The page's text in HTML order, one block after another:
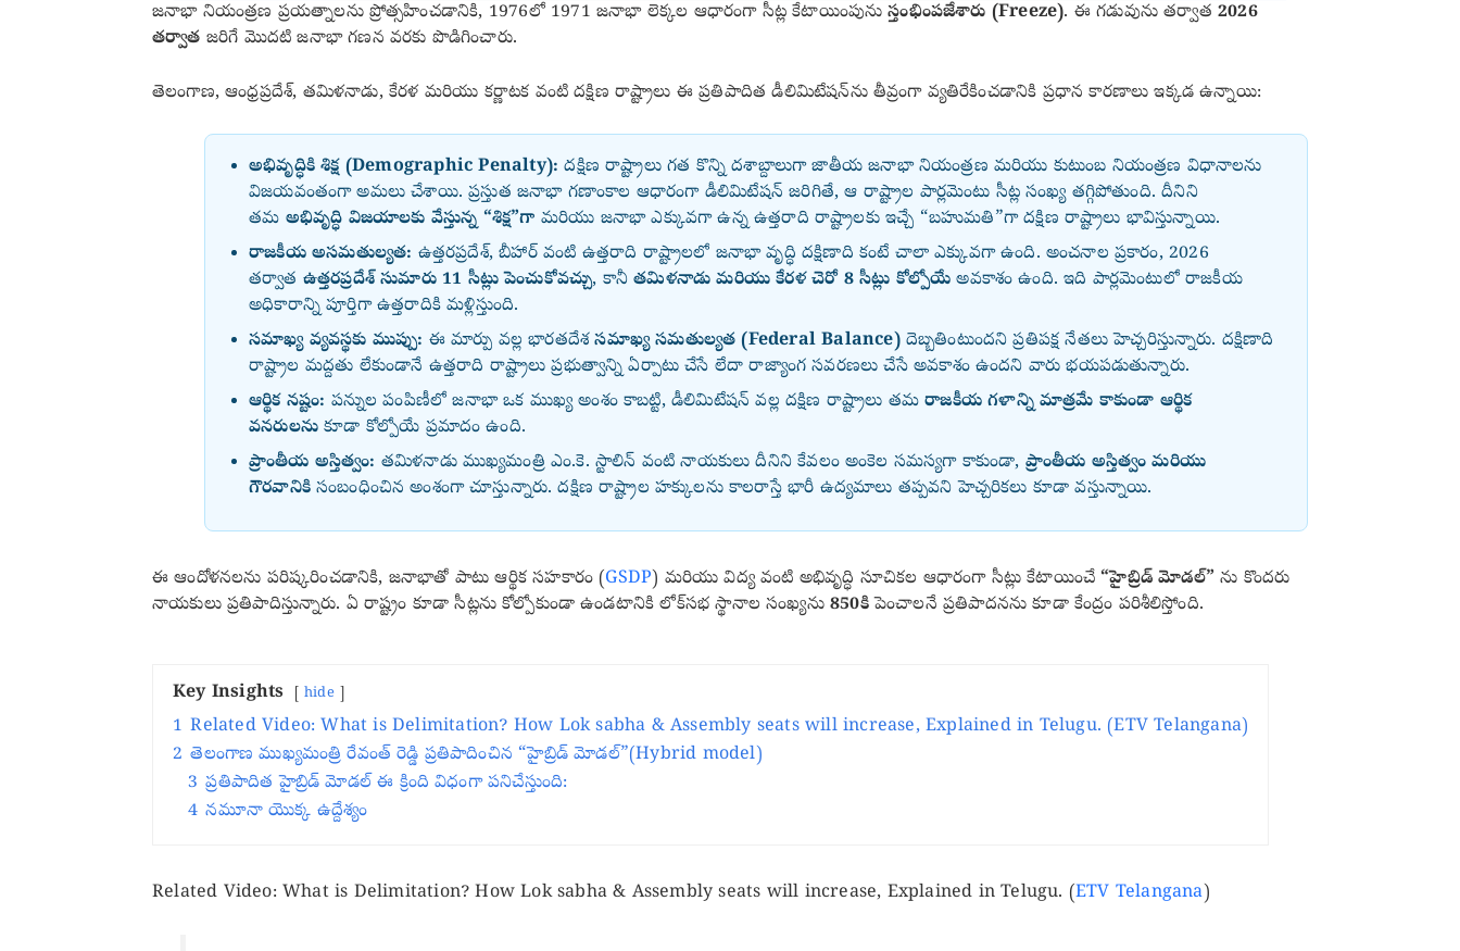
జనాభా నియంత్రణ ప్రయత్నాలను ప్రోత్సహించడానికి, 1976లో 1971 జనాభా లెక్కల ఆధారంగా సీట్ల కేటాయింపునుస్తంభింపజేశారు (Freeze). ఈ గడువును తర్వాత2026
తర్వాత జరిగే మొదటి జనాభా గణన వరకు పొడిగించారు.
తెలంగాణ, ఆంధ్రప్రదేశ్, తమిళనాడు, కేరళ మరియు కర్ణాటక వంటి దక్షిణ రాష్ట్రాలు ఈ ప్రతిపాదిత డీలిమిటేషన్‌ను తీవ్రంగా వ్యతిరేకించడానికి ప్రధాన కారణాలు ఇక్కడ ఉన్నాయి:
అభివృద్ధికి శిక్ష (Demographic Penalty): దక్షిణ రాష్ట్రాలు గత కొన్ని దశాబ్దాలుగా జాతీయ జనాభా నియంత్రణ మరియు కుటుంబ నియంత్రణ విధానాలను
విజయవంతంగా అమలు చేశాయి. ప్రస్తుత జనాభా గణాంకాల ఆధారంగా డీలిమిటేషన్ జరిగితే, ఆ రాష్ట్రాల పార్లమెంటు సీట్ల సంఖ్య తగ్గిపోతుంది. దీనిని
తమ అభివృద్ధి విజయాలకు వేస్తున్న “శిక్ష”గా మరియు జనాభా ఎక్కువగా ఉన్న ఉత్తరాది రాష్ట్రాలకు ఇచ్చే “బహుమతి”గా దక్షిణ రాష్ట్రాలు భావిస్తున్నాయి.
రాజకీయ అసమతుల్యత: ఉత్తరప్రదేశ్, బీహార్ వంటి ఉత్తరాది రాష్ట్రాలలో జనాభా వృద్ధి దక్షిణాది కంటే చాలా ఎక్కువగా ఉంది. అంచనాల ప్రకారం, 2026
తర్వాత ఉత్తరప్రదేశ్ సుమారు 11 సీట్లు పెంచుకోవచ్చు, కానీతమిళనాడు మరియు కేరళ చెరో 8 సీట్లు కోల్పోయే అవకాశం ఉంది. ఇది పార్లమెంటులో రాజకీయ
అధికారాన్ని పూర్తిగా ఉత్తరాదికి మళ్లిస్తుంది.
సమాఖ్య వ్యవస్థకు ముప్పు: ఈ మార్పు వల్ల భారతదేశసమాఖ్య సమతుల్యత (Federal Balance)దెబ్బతింటుందని ప్రతిపక్ష నేతలు హెచ్చరిస్తున్నారు. దక్షిణాది
రాష్ట్రాల మద్దతు లేకుండానే ఉత్తరాది రాష్ట్రాలు ప్రభుత్వాన్ని ఏర్పాటు చేసే లేదా రాజ్యాంగ సవరణలు చేసే అవకాశం ఉందని వారు భయపడుతున్నారు.
ఆర్థిక నష్టం: పన్నుల పంపిణీలో జనాభా ఒక ముఖ్య అంశం కాబట్టి, డీలిమిటేషన్ వల్ల దక్షిణ రాష్ట్రాలు తమరాజకీయ గళాన్ని మాత్రమే కాకుండా ఆర్థిక
వనరులను కూడా కోల్పోయే ప్రమాదం ఉంది.
ప్రాంతీయ అస్తిత్వం: తమిళనాడు ముఖ్యమంత్రి ఎం.కె. స్టాలిన్ వంటి నాయకులు దీనిని కేవలం అంకెల సమస్యగా కాకుండా, ప్రాంతీయ అస్తిత్వం మరియు
గౌరవానికి సంబంధించిన అంశంగా చూస్తున్నారు. దక్షిణ రాష్ట్రాల హక్కులను కాలరాస్తే భారీ ఉద్యమాలు తప్పవని హెచ్చరికలు కూడా వస్తున్నాయి.
ఈ ఆందోళనలను పరిష్కరించడానికి, జనాభాతో పాటు ఆర్థిక సహకారం (GSDP) మరియు విద్య వంటి అభివృద్ధి సూచికల ఆధారంగా సీట్లు కేటాయించే“హైబ్రిడ్ మోడల్”ను కొందరు
నాయకులు ప్రతిపాదిస్తున్నారు. ఏ రాష్ట్రం కూడా సీట్లను కోల్పోకుండా ఉండటానికి లోక్‌సభ స్థానాల సంఖ్యను 850కిపెంచాలనే ప్రతిపాదనను కూడా కేంద్రం పరిశీలిస్తోంది.
Key Insights hide
1 Related Video: What is Delimitation? How Lok sabha & Assembly seats will increase, Explained in Telugu. (ETV Telangana)
2 తెలంగాణ ముఖ్యమంత్రి రేవంత్ రెడ్డి ప్రతిపాదించిన “హైబ్రిడ్ మోడల్”(Hybrid model)
3 ప్రతిపాదిత హైబ్రిడ్ మోడల్ ఈ క్రింది విధంగా పనిచేస్తుంది:
4 నమూనా యొక్క ఉద్దేశ్యం
Related Video: What is Delimitation? How Lok sabha & Assembly seats will increase, Explained in Telugu. (ETV Telangana)